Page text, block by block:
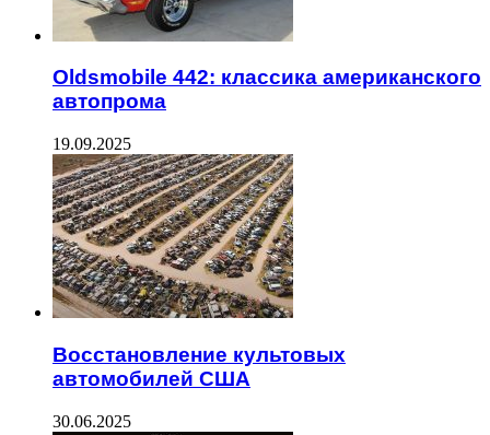
Oldsmobile 442: классика американского
автопрома
19.09.2025
Восстановление культовых
автомобилей США
30.06.2025